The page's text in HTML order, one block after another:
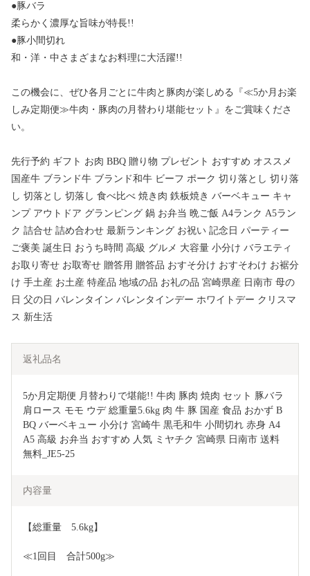
●豚バラ
柔らかく濃厚な旨味が特長!!
●豚小間切れ
和・洋・中さまざまなお料理に大活躍!!
この機会に、ぜひ各月ごとに牛肉と豚肉が楽しめる『≪5か月お楽
しみ定期便≫牛肉・豚肉の月替わり堪能セット』をご賞味くださ
い。
先行予約 ギフト お肉 BBQ 贈り物 プレゼント おすすめ オススメ
国産牛 ブランド牛 ブランド和牛 ビーフ ポーク 切り落とし 切り落
し 切落とし 切落し 食べ比べ 焼き肉 鉄板焼き バーベキュー キャ
ンプ アウトドア グランピング 鍋 お弁当 晩ご飯 A4ランク A5ラン
ク 詰合せ 詰め合わせ 最新ランキング お祝い 記念日 パーティー
ご褒美 誕生日 おうち時間 高級 グルメ 大容量 小分け バラエティ
お取り寄せ お取寄せ 贈答用 贈答品 おすそ分け おすそわけ お裾分
け 手土産 お土産 特産品 地域の品 お礼の品 宮崎県産 日南市 母の
日 父の日 バレンタイン バレンタインデー ホワイトデー クリスマ
ス 新生活
返礼品名
5か月定期便 月替わりで堪能!! 牛肉 豚肉 焼肉 セット 豚バラ
肩ロース モモ ウデ 総重量5.6kg 肉 牛 豚 国産 食品 おかず B
BQ バーベキュー 小分け 宮崎牛 黒毛和牛 小間切れ 赤身 A4
A5 高級 お弁当 おすすめ 人気 ミヤチク 宮崎県 日南市 送料
無料_JE5-25
内容量
【総重量　5.6kg】
≪1回目　合計500g≫